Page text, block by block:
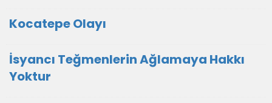
Kocatepe Olayı
İsyancı Teğmenlerin Ağlamaya Hakkı
Yoktur